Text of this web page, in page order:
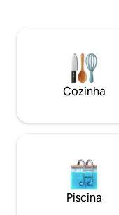
enquanto saem da
Rodeado por uma
você pode desfrutar
no 3º andar e da
emite um som. É uma praia com ondas
ambiente tropical. Acho que você pode
ficar muito tranquilo
Há poucas pessoas
é uma área muito
Cozinha
Piscina